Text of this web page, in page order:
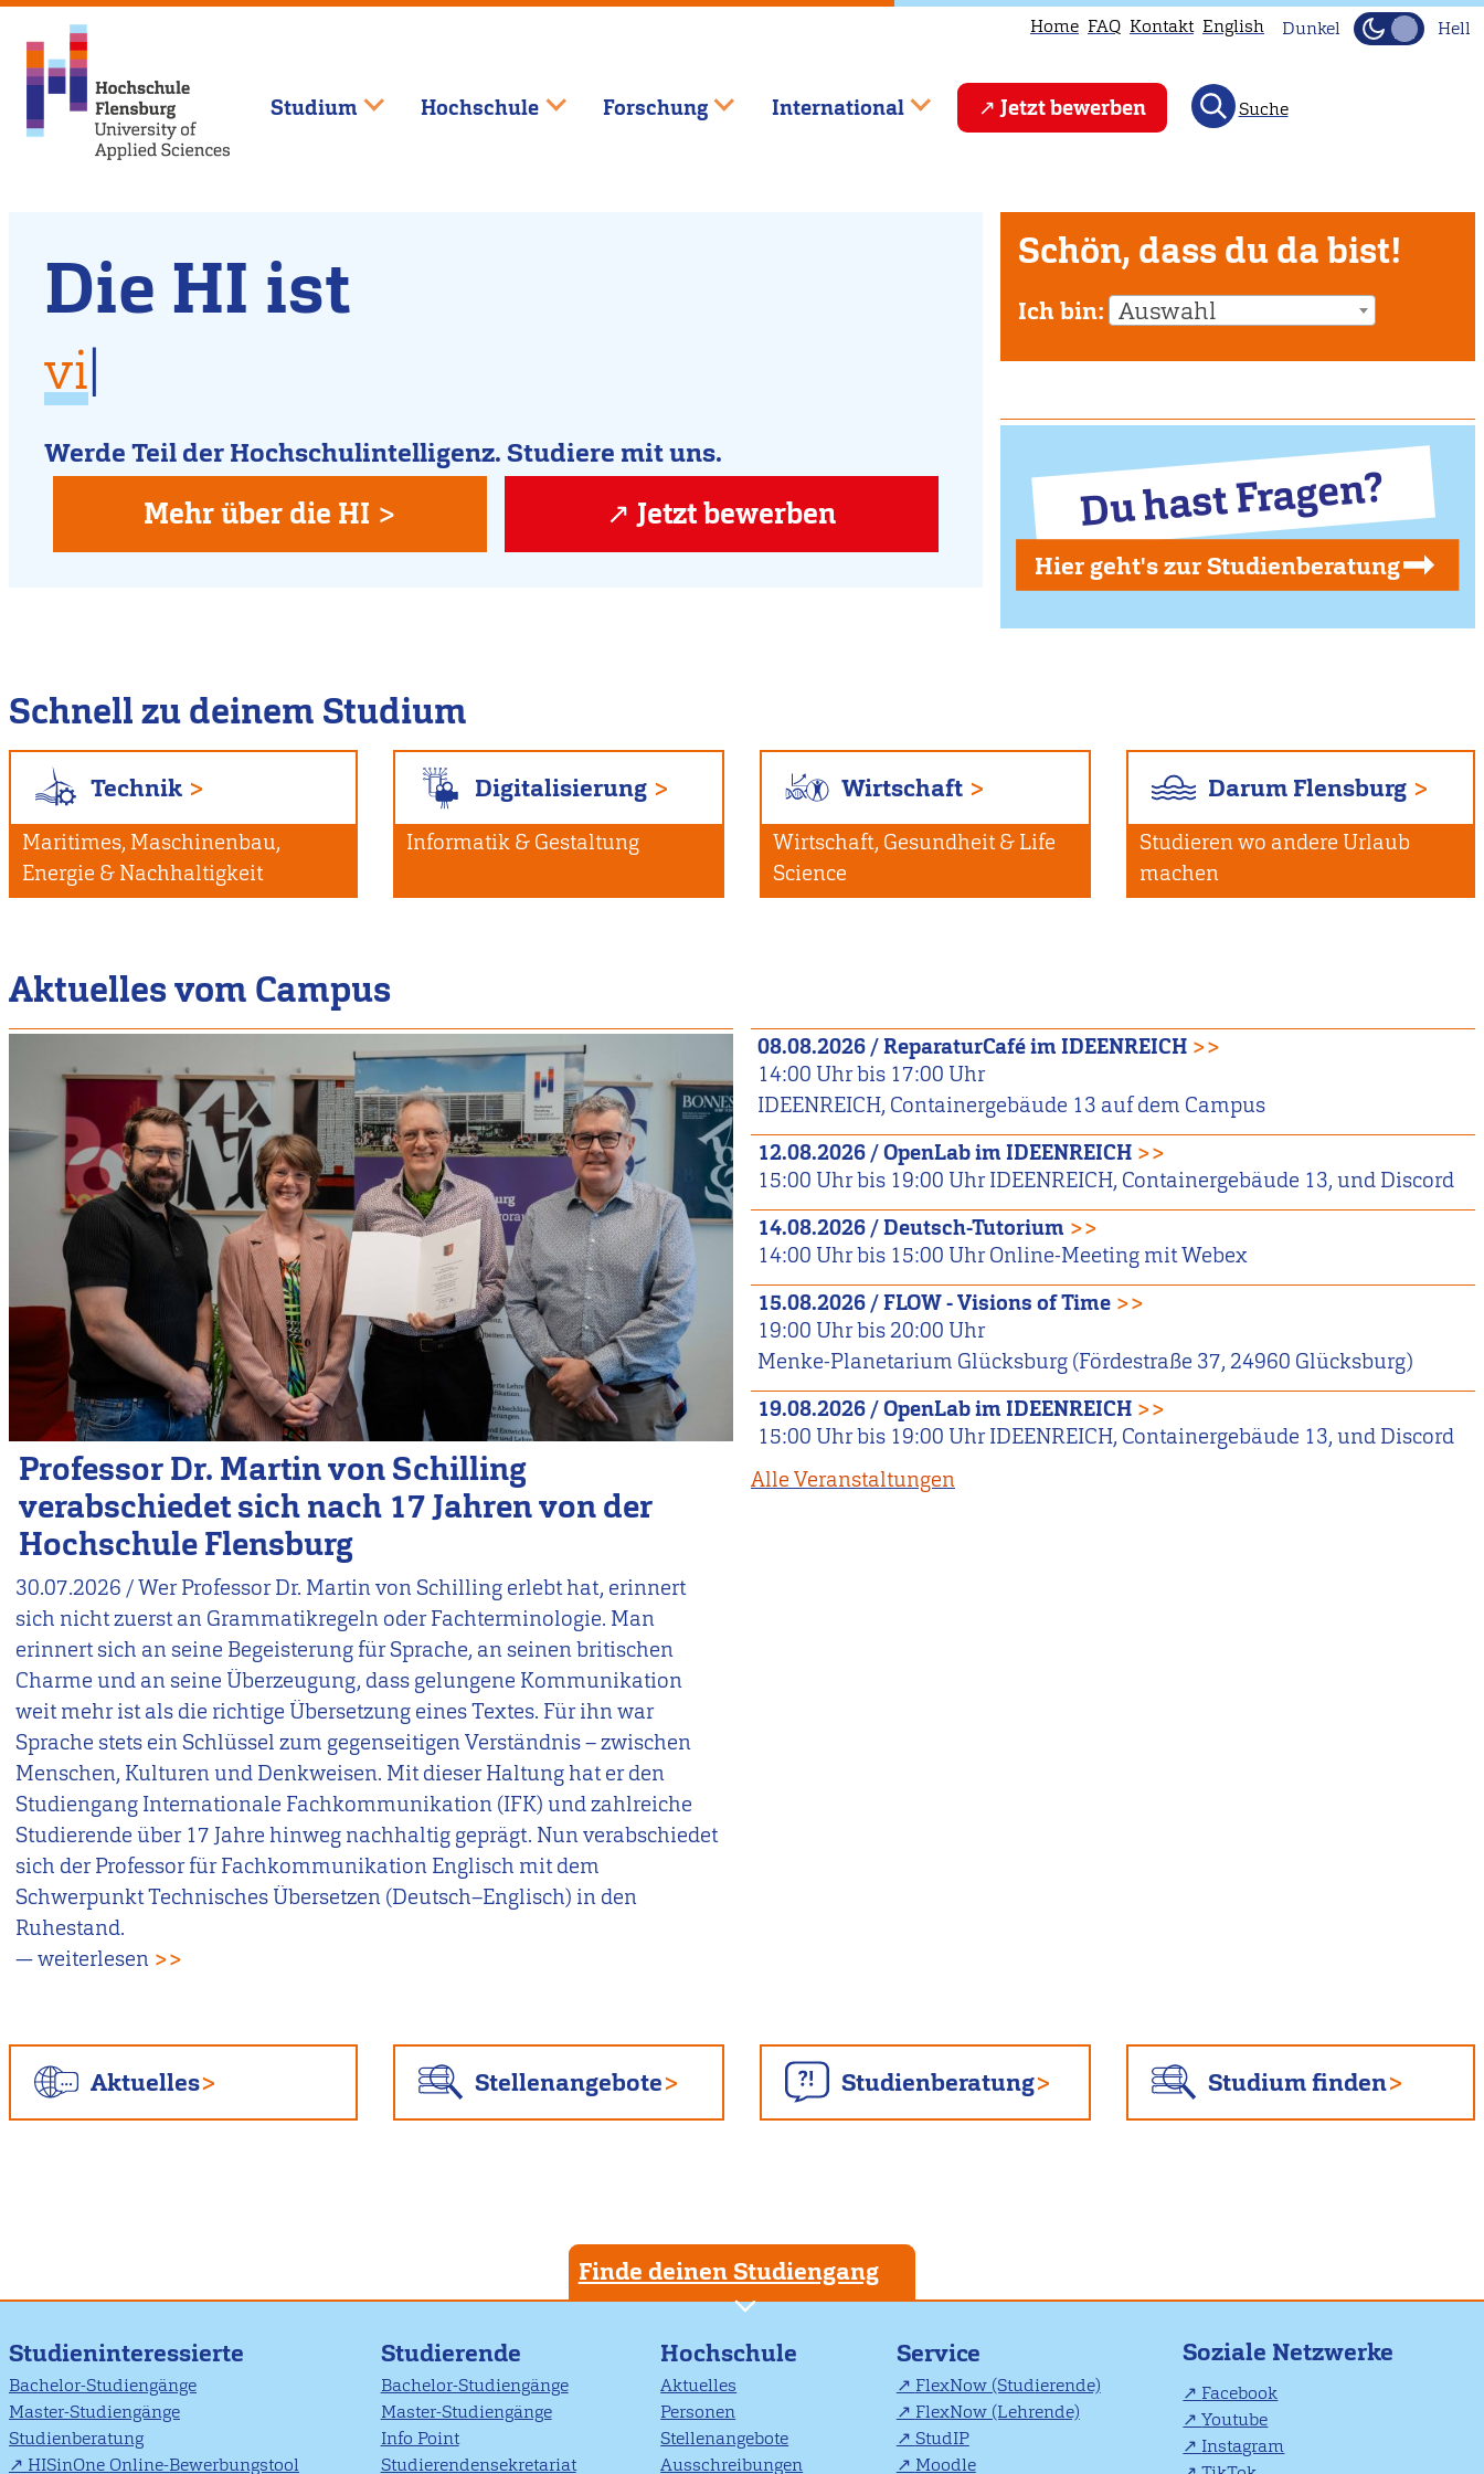
Home FAQ Kontakt English Dunkel Hell
Studium Hochschule Forschung International Jetzt bewerben Suche
Willkommen
an
der
Hochschule
Flensburg
Die HI ist
vielfältig
für Dich da
für
Werde Teil der Hochschulintelligenz.Studiere mit uns.
Mehr über die HI > Jetzt bewerben
Schön, dass du da bist!
Ich bin: Auswahl
Du hast Fragen?
Hier geht's zur Studienberatung
Schnell zu deinem Studium
Technik
Maritimes, Maschinenbau,
Energie & Nachhaltigkeit
Digitalisierung
Informatik & Gestaltung
Wirtschaft
Wirtschaft, Gesundheit & Life
Science
Darum Flensburg
Studieren wo andere Urlaub
machen
Aktuelles vom Campus
Professor Dr. Martin von Schilling
verabschiedet sich nach 17 Jahren von der
Hochschule Flensburg
30.07.2026 /Wer Professor Dr. Martin von Schilling erlebt hat, erinnert
sich nicht zuerst an Grammatikregeln oder Fachterminologie. Man
erinnert sich an seine Begeisterung für Sprache, an seinen britischen
Charme und an seine Überzeugung, dass gelungene Kommunikation
weit mehr ist als die richtige Übersetzung eines Textes. Für ihn war
Sprache stets ein Schlüssel zum gegenseitigen Verständnis – zwischen
Menschen, Kulturen und Denkweisen. Mit dieser Haltung hat er den
Studiengang Internationale Fachkommunikation (IFK) und zahlreiche
Studierende über 17 Jahre hinweg nachhaltig geprägt. Nun verabschiedet
sich der Professor für Fachkommunikation Englisch mit dem
Schwerpunkt Technisches Übersetzen (Deutsch–Englisch) in den
Ruhestand.
— weiterlesen >>
08.08.2026/ReparaturCafé im IDEENREICH >>
14:00 Uhr bis 17:00 Uhr
IDEENREICH, Containergebäude 13 auf dem Campus
12.08.2026/OpenLab im IDEENREICH >>
15:00 Uhr bis 19:00 Uhr IDEENREICH, Containergebäude 13, und Discord
14.08.2026/Deutsch-Tutorium >>
14:00 Uhr bis 15:00 Uhr Online-Meeting mit Webex
15.08.2026/FLOW - Visions of Time >>
19:00 Uhr bis20:00 Uhr
Menke-Planetarium Glücksburg (Fördestraße 37, 24960 Glücksburg)
19.08.2026/OpenLab im IDEENREICH >>
15:00 Uhr bis 19:00 Uhr IDEENREICH, Containergebäude 13, und Discord
Alle Veranstaltungen
Aktuelles Stellenangebote Studienberatung Studium finden
Finde deinen Studiengang
Studieninteressierte
Bachelor-Studiengänge
Master-Studiengänge
Studienberatung
HISinOne Online-Bewerbungstool
Studierende
Bachelor-Studiengänge
Master-Studiengänge
Info Point
Studierendensekretariat
Hochschule
Aktuelles
Personen
Stellenangebote
Ausschreibungen
Service
FlexNow (Studierende)
FlexNow (Lehrende)
StudIP
Moodle
Soziale Netzwerke
Facebook
Youtube
Instagram